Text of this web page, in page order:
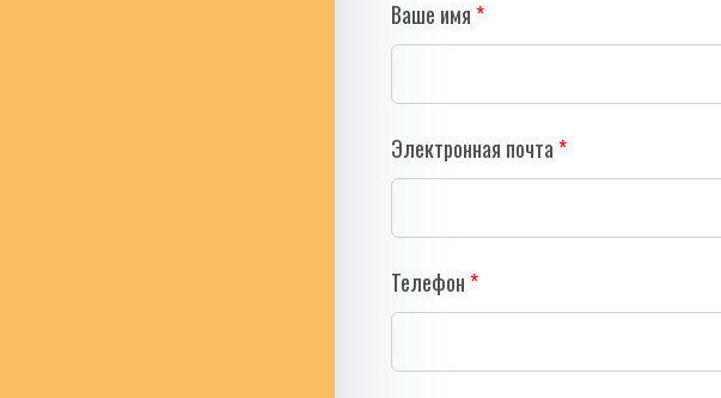
Ваше имя
Электронная почта
Телефон